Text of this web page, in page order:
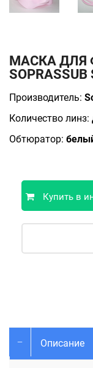
МАСКА ДЛЯ
SOPRASSUB
Производитель:
Количество линз:
Обтюратор:
Купить в
Описание